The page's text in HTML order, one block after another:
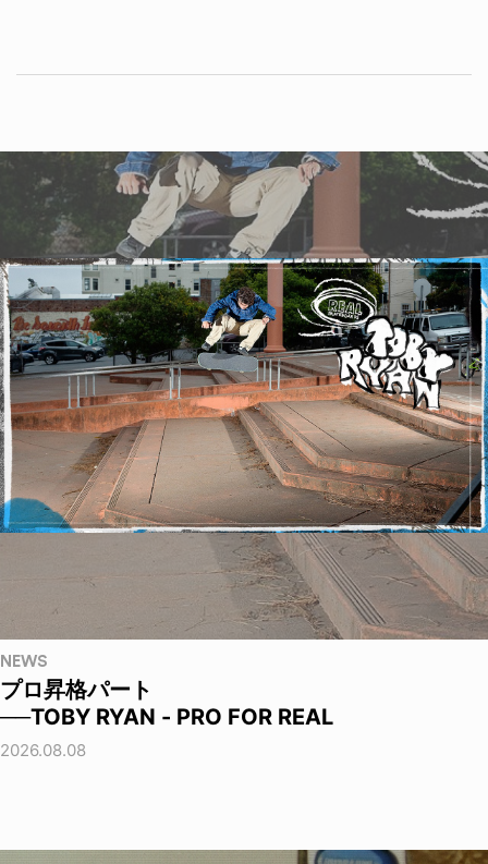
NEWS
プロ昇格パート
──TOBY RYAN - PRO FOR REAL
2026.08.08